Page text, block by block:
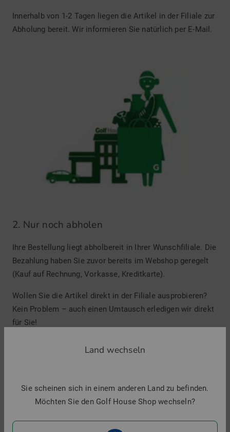
Innerhalb von 1-2 Tagen liegen die Artikel in der Filiale zur
Abholung bereit. Wir informieren Sie natürlich per E-Mail.
2. Nur noch abholen
Ihre Bestellung liegt abholbereit in Ihrer Wunschfiliale. Die
Bezahlung haben Sie zuvor bereits im Webshop geregelt
(Kauf auf Rechnung, Vorkasse, Kreditkarte).
Wollen Sie die Artikel direkt in der Filiale ausprobieren?
Kein Problem – auch einen Umtausch erledigen wir direkt
für Sie!
Land wechseln
Sie scheinen sich in einem anderen Land zu befinden.
Möchten Sie den Golf House Shop wechseln?